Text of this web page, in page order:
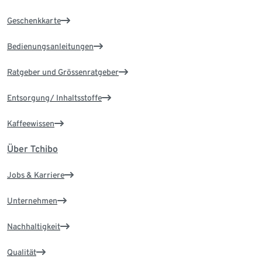
Geschenkkarte
Bedienungsanleitungen
Ratgeber und Grössenratgeber
Entsorgung/ Inhaltsstoffe
Kaffeewissen
Über Tchibo
Jobs & Karriere
Unternehmen
Nachhaltigkeit
Qualität